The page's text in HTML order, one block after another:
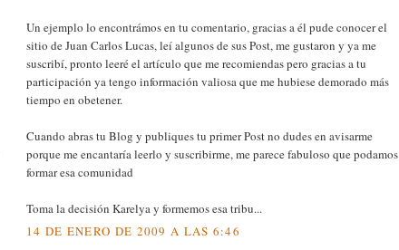
Un ejemplo lo encontrámos en tu comentario, gracias a él pude conocer el
sitio de Juan Carlos Lucas, leí algunos de sus Post, me gustaron y ya me
suscribí, pronto leeré el artículo que me recomiendas pero gracias a tu
participación ya tengo información valiosa que me hubiese demorado más
tiempo en obetener.
Cuando abras tu Blog y publiques tu primer Post no dudes en avisarme
porque me encantaría leerlo y suscribirme, me parece fabuloso que podamos
formar esa comunidad
Toma la decisión Karelya y formemos esa tribu...
14 DE ENERO DE 2009 A LAS 6:46